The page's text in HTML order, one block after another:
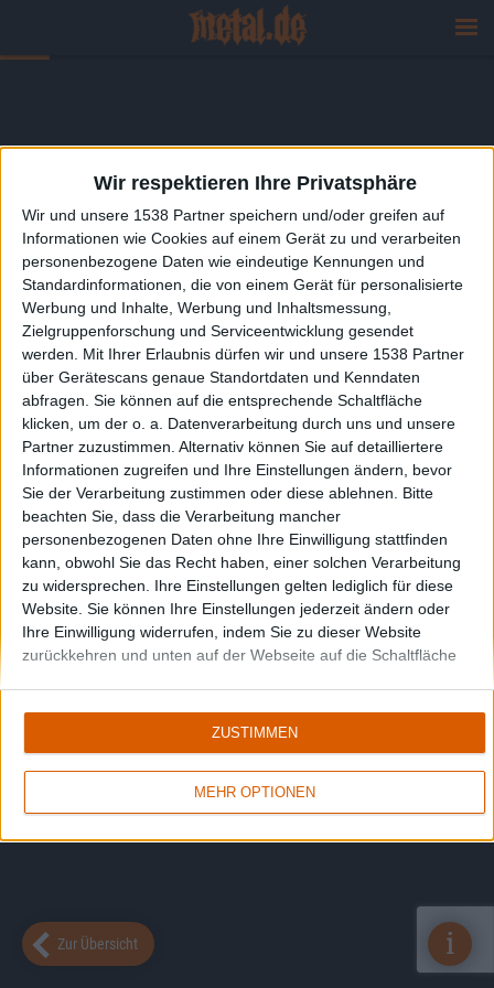
Wir respektieren Ihre Privatsphäre
Wir und unsere 1538 Partner speichern und/oder greifen auf
Informationen wie Cookies auf einem Gerät zu und verarbeiten
personenbezogene Daten wie eindeutige Kennungen und
Standardinformationen, die von einem Gerät für personalisierte
Werbung und Inhalte, Werbung und Inhaltsmessung,
Zielgruppenforschung und Serviceentwicklung gesendet
werden.
Mit Ihrer Erlaubnis dürfen wir und unsere 1538 Partner
über Gerätescans genaue Standortdaten und Kenndaten
abfragen. Sie können auf die entsprechende Schaltfläche
klicken, um der o. a. Datenverarbeitung durch uns und unsere
Partner zuzustimmen. Alternativ können Sie auf detailliertere
Informationen zugreifen und Ihre Einstellungen ändern, bevor
Sie der Verarbeitung zustimmen oder diese ablehnen.
Bitte
beachten Sie, dass die Verarbeitung mancher
personenbezogenen Daten ohne Ihre Einwilligung stattfinden
kann, obwohl Sie das Recht haben, einer solchen Verarbeitung
zu widersprechen. Ihre Einstellungen gelten lediglich für diese
Website. Sie können Ihre Einstellungen jederzeit ändern oder
Ihre Einwilligung widerrufen, indem Sie zu dieser Website
zurückkehren und unten auf der Webseite auf die Schaltfläche
MEHR OPTIONEN
ZUSTIMMEN
Zur Übersicht i